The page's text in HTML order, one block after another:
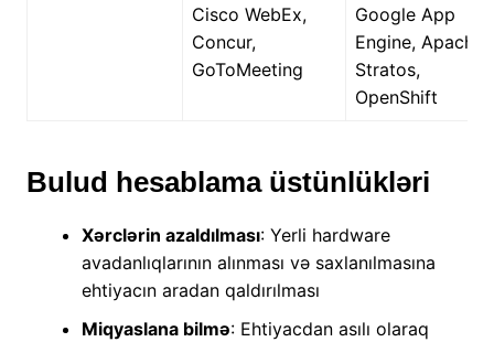
Cisco WebEx,
Concur,
GoToMeeting
Google App
Engine, Apache
Stratos,
OpenShift
Bulud hesablama üstünlükləri
Xərclərin azaldılması: Yerli hardware
avadanlıqlarının alınması və saxlanılmasına
ehtiyacın aradan qaldırılması
Miqyaslana bilmə: Ehtiyacdan asılı olaraq